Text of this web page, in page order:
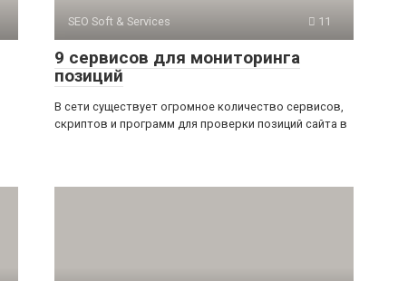
SEO Soft & Services 11
9 сервисов для мониторинга
позиций
В сети существует огромное количество сервисов,
скриптов и программ для проверки позиций сайта в